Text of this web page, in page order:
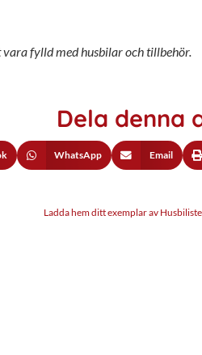
fylld med husbilar och tillbehör.
Dela denna
WhatsApp Email
Ladda hem ditt exemplar av